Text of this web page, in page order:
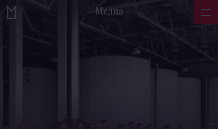
Медиа